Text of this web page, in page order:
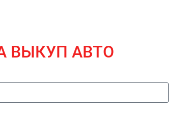
ВЫКУП АВТО